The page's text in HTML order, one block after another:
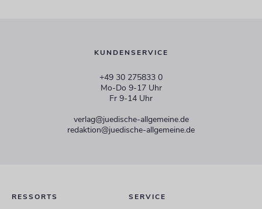
KUNDENSERVICE
+49 30 275833 0
Mo-Do 9-17 Uhr
Fr 9-14 Uhr
verlag@juedische-allgemeine.de
redaktion@juedische-allgemeine.de
RESSORTS SERVICE